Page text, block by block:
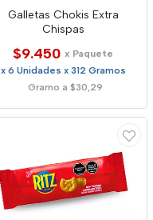
Galletas Chokis Extra
Chispas
$9.450 x Paquete
x 6 Unidades x 312 Gramos
Gramo a $30,29